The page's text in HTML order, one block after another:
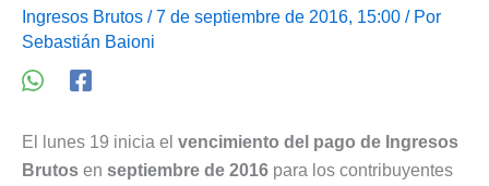
Ingresos Brutos / 7 de septiembre de 2016, 15:00 / Por
Sebastián Baioni
El lunes 19 inicia el vencimiento del pago de Ingresos
Brutos en septiembre de 2016 para los contribuyentes